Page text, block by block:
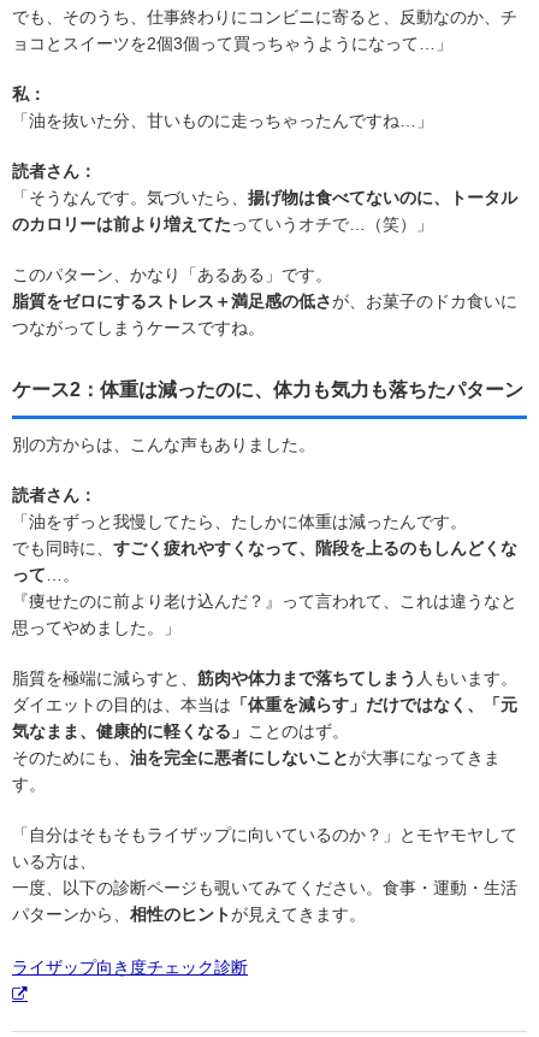
でも、そのうち、仕事終わりにコンビニに寄ると、反動なのか、チ
ョコとスイーツを2個3個って買っちゃうようになって…」
私：
「油を抜いた分、甘いものに走っちゃったんですね…」
読者さん：
「そうなんです。気づいたら、 揚げ物は食べてないのに、トータル
のカロリーは前より増えてたっていうオチで…（笑）」
このパターン、かなり「あるある」です。
脂質をゼロにするストレス＋満足感の低さが、お菓子のドカ食いに
つながってしまうケースですね。
ケース2：体重は減ったのに、体力も気力も落ちたパターン
別の方からは、こんな声もありました。
読者さん：
「油をずっと我慢してたら、たしかに体重は減ったんです。
でも同時に、 すごく疲れやすくなって、階段を上るのもしんどくな
って …。
『痩せたのに前より老け込んだ？』って言われて、これは違うなと
思ってやめました。」
脂質を極端に減らすと、 筋肉や体力まで落ちてしまう 人もいます。
ダイエットの目的は、本当は 「体重を減らす」だけではなく、「元
気なまま、健康的に軽くなる」 ことのはず。
そのためにも、 油を完全に悪者にしないことが大事になってきま
す。
「自分はそもそもライザップに向いているのか？」とモヤモヤして
いる方は、
一度、以下の診断ページも覗いてみてください。食事・運動・生活
パターンから、 相性のヒントが見えてきます。
ライザップ向き度チェック診断